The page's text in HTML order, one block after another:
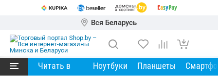
Вся Беларусь
Читать в Ноутбуки Планшеты